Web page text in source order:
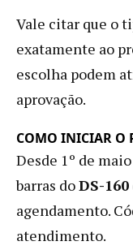
Vale citar que o
exatamente ao
escolha podem
aprovação.
COMO INICIAR O
Desde 1º de
barras doDS-160
agendamento.
atendimento.